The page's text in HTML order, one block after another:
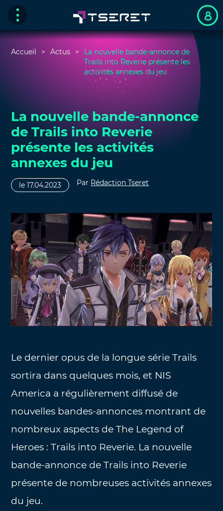
Accueil Actus
La nouvelle bande-annonce de
Trails into Reverie présente les
activités annexes du jeu
La nouvelle bande-annonce
de Trails into Reverie
présente les activités
annexes du jeu
le 17.04.2023 Par Rédaction Tseret
Le dernier opus de la longue série Trails
sortira dans quelques mois, et NIS
America a régulièrement diffusé de
nouvelles bandes-annonces montrant de
nombreux aspects de The Legend of
Heroes : Trails into Reverie. La nouvelle
bande-annonce de Trails into Reverie
présente de nombreuses activités annexes
du jeu.